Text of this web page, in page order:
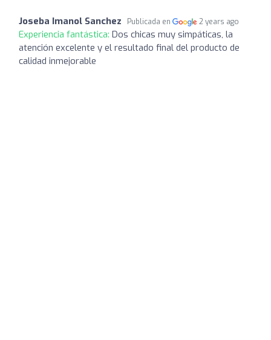
Joseba Imanol Sanchez Publicada en 2 years ago
Experiencia fantástica: Dos chicas muy simpáticas, la
atención excelente y el resultado final del producto de
calidad inmejorable